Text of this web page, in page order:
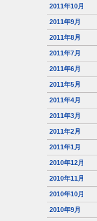
2011年10月
2011年9月
2011年8月
2011年7月
2011年6月
2011年5月
2011年4月
2011年3月
2011年2月
2011年1月
2010年12月
2010年11月
2010年10月
2010年9月